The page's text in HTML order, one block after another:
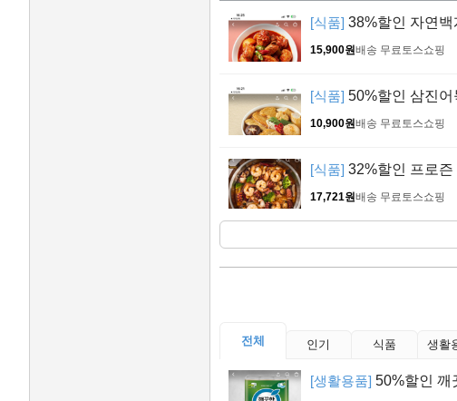
[식품] 38%할인 자연
15,900원배송 무료토스쇼핑
[식품] 50%할인 삼진어
10,900원배송 무료토스쇼핑
[식품] 32%할인 프로즌
17,721원배송 무료토스쇼핑
전체 인기 식품 생활
[생활용품] 50%할인 깨